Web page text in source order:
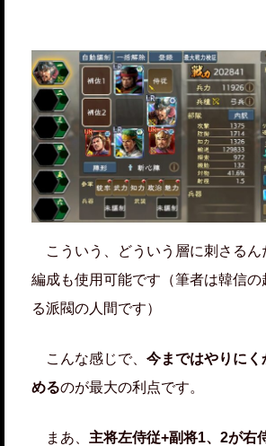
こういう、どういう層に刺さるん
編成も使用可能です（筆者は韓信の
る派閥の人間です）
こんな感じで、 今まではやりにく
めるのが最大の利点です。
まあ、 主将左侍従+副将1、2が右